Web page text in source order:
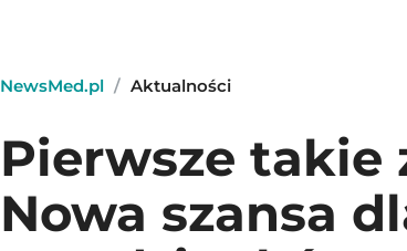
NewsMed.pl / Aktualności
Pierwsze takie
Nowa szansa